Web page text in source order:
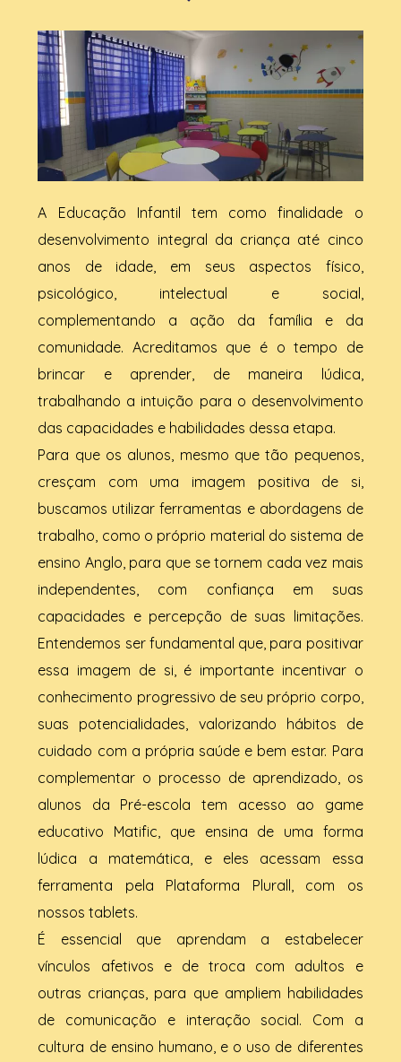
finais)
A Educação Infantil tem como finalidade o
desenvolvimento integral da criança até cinco
anos de idade, em seus aspectos físico,
psicológico, intelectual e social,
complementando a ação da família e da
comunidade. Acreditamos que é o tempo de
brincar e aprender, de maneira lúdica,
trabalhando a intuição para o desenvolvimento
das capacidades e habilidades dessa etapa.
Para que os alunos, mesmo que tão pequenos,
cresçam com uma imagem positiva de si,
buscamos utilizar ferramentas e abordagens de
trabalho, como o próprio material do sistema de
ensino Anglo, para que se tornem cada vez mais
independentes, com confiança em suas
capacidades e percepção de suas limitações.
Entendemos ser fundamental que, para positivar
essa imagem de si, é importante incentivar o
conhecimento progressivo de seu próprio corpo,
suas potencialidades, valorizando hábitos de
cuidado com a própria saúde e bem estar. Para
complementar o processo de aprendizado, os
alunos da Pré-escola tem acesso ao game
educativo Matific, que ensina de uma forma
lúdica a matemática, e eles acessam essa
ferramenta pela Plataforma Plurall, com os
nossos tablets.
É essencial que aprendam a estabelecer
vínculos afetivos e de troca com adultos e
outras crianças, para que ampliem habilidades
de comunicação e interação social. Com a
cultura de ensino humano, e o uso de diferentes